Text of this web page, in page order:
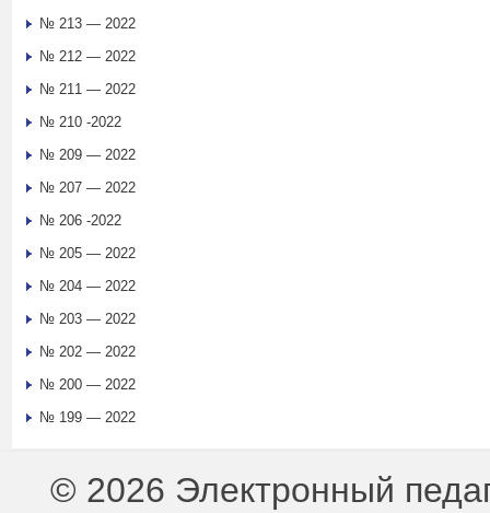
№ 213 — 2022
№ 212 — 2022
№ 211 — 2022
№ 210 -2022
№ 209 — 2022
№ 207 — 2022
№ 206 -2022
№ 205 — 2022
№ 204 — 2022
№ 203 — 2022
№ 202 — 2022
№ 200 — 2022
№ 199 — 2022
© 2026 Электронный